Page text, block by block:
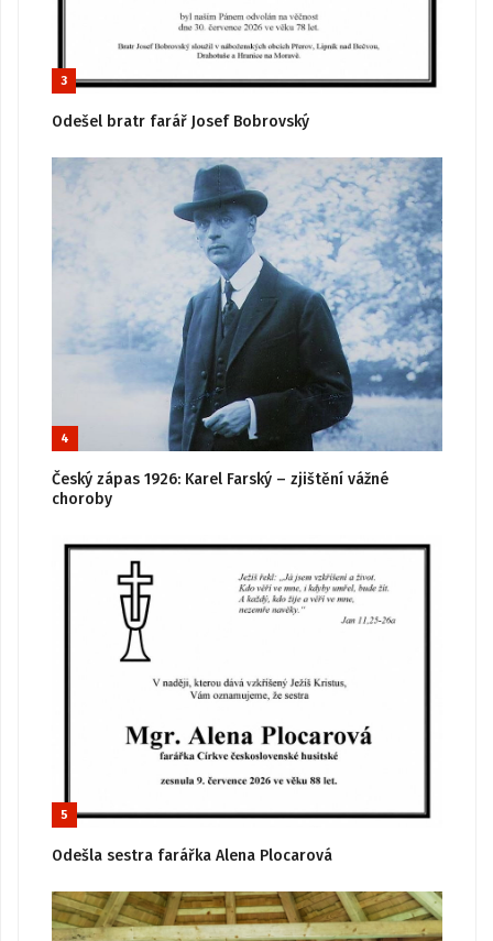
3
Odešel bratr farář Josef Bobrovský
4
Český zápas 1926: Karel Farský – zjištění vážné
choroby
5
Odešla sestra farářka Alena Plocarová